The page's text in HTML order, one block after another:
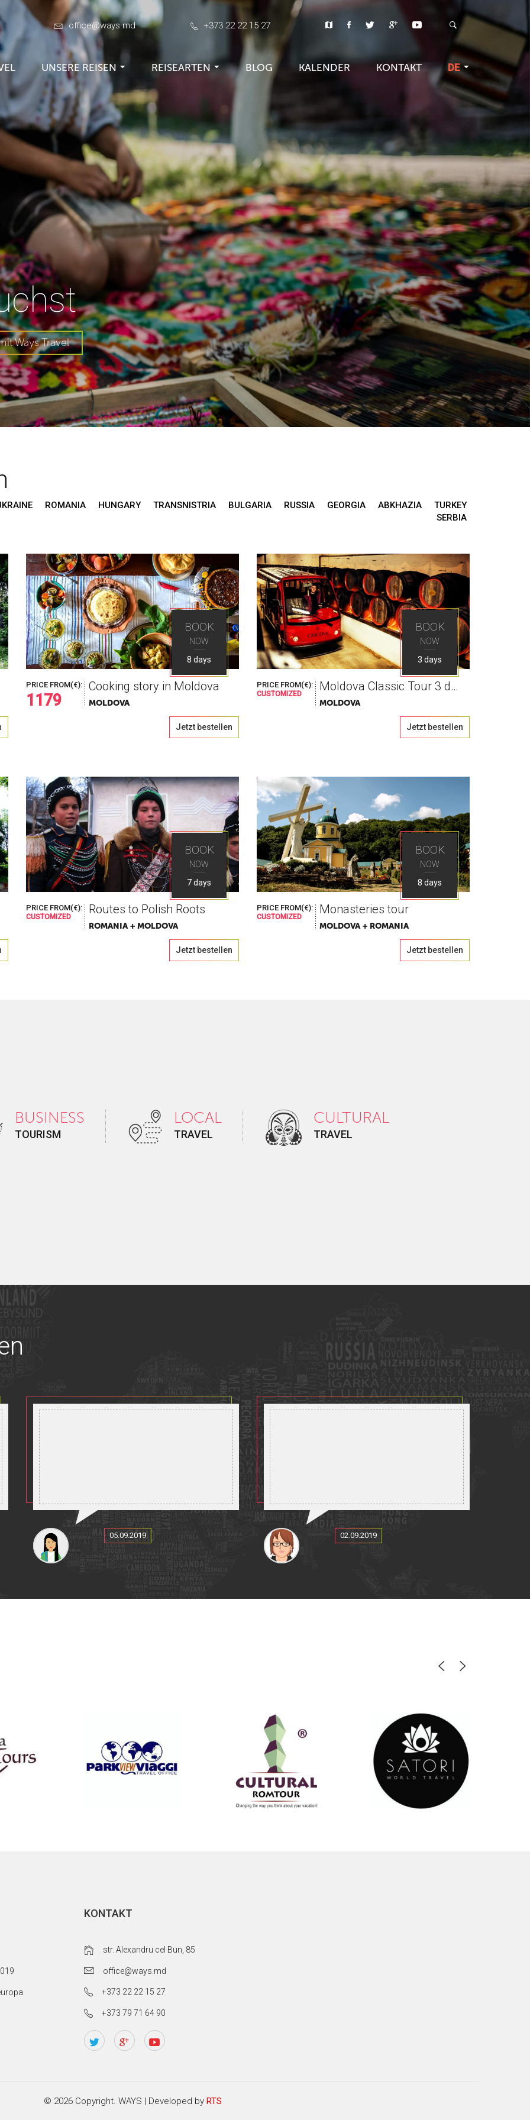
office@ways.md +373 22 22 15 27
UNSERE REISEN REISEARTEN BLOG KALENDER KONTAKT DE
Ways Travel
Ways Travel
Ways Travel
Ways Travel
ROMANIA HUNGARY TRANSNISTRIA BULGARIA RUSSIA GEORGIA ABKHAZIA
TURKEY
SERBIA
BOOK
NOW
8 days
PRICE FROM(€):
1179
Cooking story in Moldova
MOLDOVA
Jetzt bestellen
BOOK
NOW
3 days
PRICE FROM(€):
CUSTOMIZED
Moldova Classic Tour 3 days
MOLDOVA
Jetzt bestellen
BOOK
NOW
7 days
PRICE FROM(€):
CUSTOMIZED
Routes to Polish Roots
ROMANIA + MOLDOVA
Jetzt bestellen
BOOK
NOW
8 days
PRICE FROM(€):
CUSTOMIZED
Monasteries tour
MOLDOVA + ROMANIA
Jetzt bestellen
BUSINESS
TOURISM
LOCAL
TRAVEL
CULTURAL
TRAVEL
05.09.2019 02.09.2019
KONTAKT
str. Alexandru cel Bun, 85
office@ways.md
+373 22 22 15 27
+373 79 71 64 90
© 2026 Copyright. WAYS | Developed by RTS